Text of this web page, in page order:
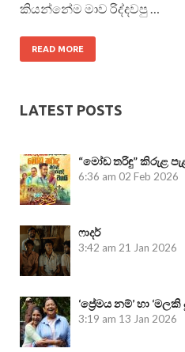
කියන්නේම මාව රිද්දවපු …
READ MORE
LATEST POSTS
“මෝඩ තරිඳු” කිරුළ
6:36 am 02 Feb 2026
ෆාදර්
3:42 am 21 Jan 2026
‘ප්‍රේමය නම්’ හා
3:19 am 13 Jan 2026